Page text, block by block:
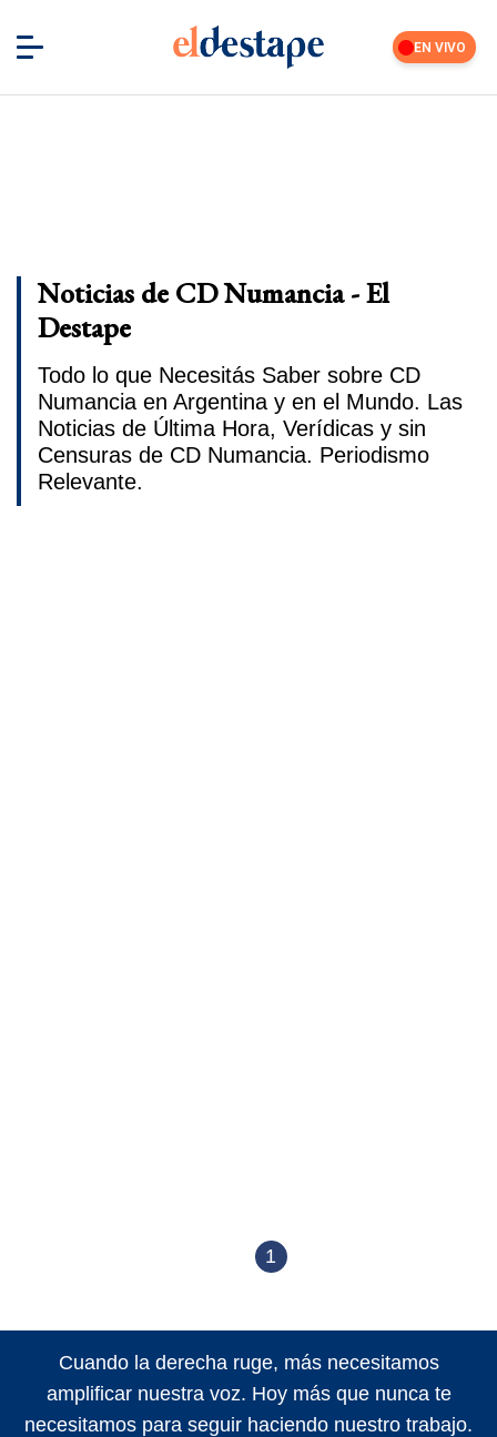
EN VIVO
Noticias de CD Numancia - El
Destape
Todo lo que Necesitás Saber sobre CD
Numancia en Argentina y en el Mundo. Las
Noticias de Última Hora, Verídicas y sin
Censuras de CD Numancia. Periodismo
Relevante.
1
Cuando la derecha ruge, más necesitamos
amplificar nuestra voz. Hoy más que nunca te
necesitamos para seguir haciendo nuestro trabajo.